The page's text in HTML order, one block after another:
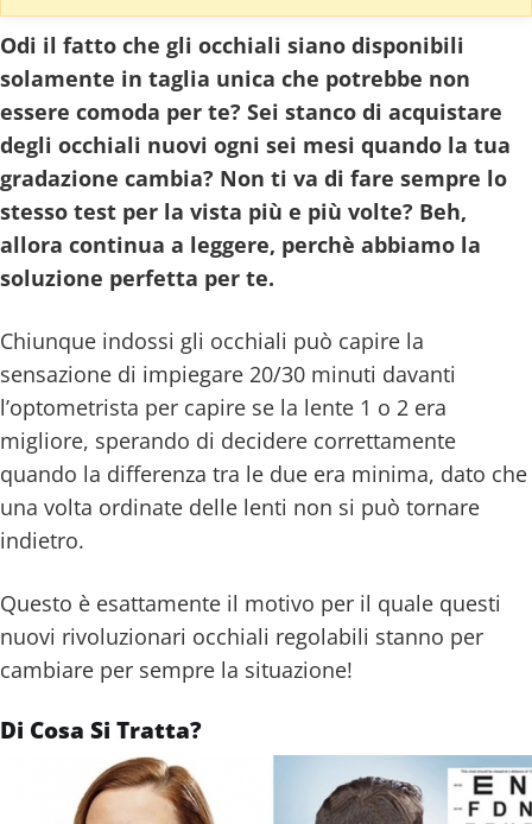
Odi il fatto che gli occhiali siano disponibili
solamente in taglia unica che potrebbe non
essere comoda per te? Sei stanco di acquistare
degli occhiali nuovi ogni sei mesi quando la tua
gradazione cambia? Non ti va di fare sempre lo
stesso test per la vista più e più volte? Beh,
allora continua a leggere, perchè abbiamo la
soluzione perfetta per te.
Chiunque indossi gli occhiali può capire la
sensazione di impiegare 20/30 minuti davanti
l’optometrista per capire se la lente 1 o 2 era
migliore, sperando di decidere correttamente
quando la differenza tra le due era minima, dato che
una volta ordinate delle lenti non si può tornare
indietro.
Questo è esattamente il motivo per il quale questi
nuovi rivoluzionari occhiali regolabili stanno per
cambiare per sempre la situazione!
Di Cosa Si Tratta?